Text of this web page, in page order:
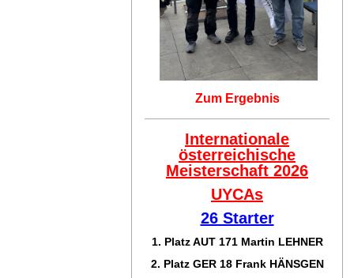
Zum Ergebnis
Internationale
österreichische
Meisterschaft 2026
UYCAs
26 Starter
1. Platz AUT 171 Martin LEHNER
2. Platz GER 18 Frank HÄNSGEN